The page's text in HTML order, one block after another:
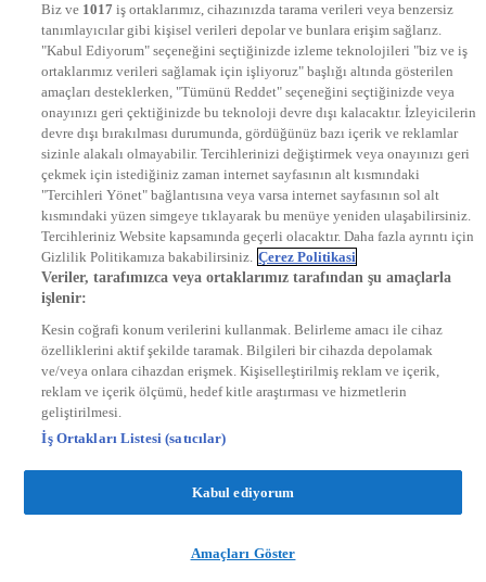
STAR
EURO STAR
KRAL POP TV
DYG Radyolar
NTV RADYO
KRAL FM
KRAL POP
EKSEN
VOYAGE
DYG Dijital
ntv.com.tr
ntvspor.net
secim.ntv.com.tr
startv.com.tr
kralmuzik.com.tr
Biz ve 1017 iş ortaklarımız, cihazınızda tarama verileri veya benzersiz
tanımlayıcılar gibi kişisel verileri depolar ve bunlara erişim sağlarız.
"Kabul Ediyorum" seçeneğini seçtiğinizde izleme teknolojileri "biz ve iş
ortaklarımız verileri sağlamak için işliyoruz" başlığı altında gösterilen
amaçları desteklerken, "Tümünü Reddet" seçeneğini seçtiğinizde veya
onayınızı geri çektiğinizde bu teknoloji devre dışı kalacaktır. İzleyicilerin
devre dışı bırakılması durumunda, gördüğünüz bazı içerik ve reklamlar
sizinle alakalı olmayabilir. Tercihlerinizi değiştirmek veya onayınızı geri
çekmek için istediğiniz zaman internet sayfasının alt kısmındaki
"Tercihleri Yönet" bağlantısına veya varsa internet sayfasının sol alt
kısmındaki yüzen simgeye tıklayarak bu menüye yeniden ulaşabilirsiniz.
Tercihleriniz Website kapsamında geçerli olacaktır. Daha fazla ayrıntı için
Gizlilik Politikamıza bakabilirsiniz. Çerez Politikasi
Veriler, tarafımızca veya ortaklarımız tarafından şu amaçlarla
işlenir:
Kesin coğrafi konum verilerini kullanmak. Belirleme amacı ile cihaz
özelliklerini aktif şekilde taramak. Bilgileri bir cihazda depolamak
ve/veya onlara cihazdan erişmek. Kişiselleştirilmiş reklam ve içerik,
reklam ve içerik ölçümü, hedef kitle araştırması ve hizmetlerin
geliştirilmesi.
İş Ortakları Listesi (satıcılar)
Kabul ediyorum
Amaçları Göster